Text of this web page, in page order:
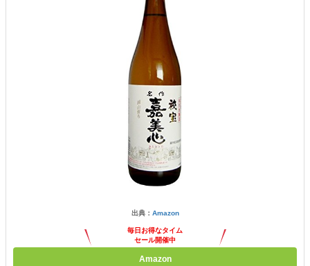
出典： Amazon
毎日お得なタイム
セール開催中
Amazon